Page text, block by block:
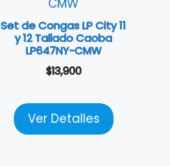
Set de Congas LP City 11
y 12 Tallado Caoba
LP647NY-CMW
$13,900
Ver Detalles